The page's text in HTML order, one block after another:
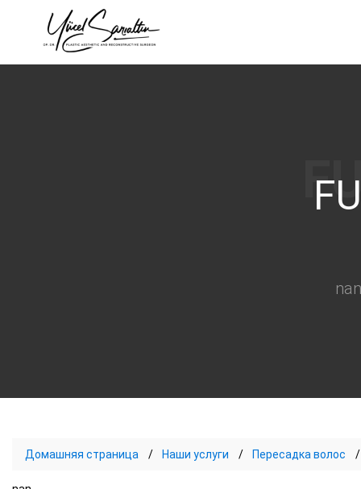
nan
Домашняя страница Наши услуги Пересадка волос